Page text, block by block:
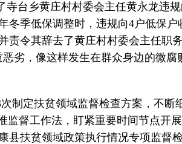
寺台乡黄庄村村委会主任黄永龙违
冬季低保调整时，违规向4户低保
责令其辞去了黄庄村村委会主任职
劣，像这样发生在群众身边的微腐
制定扶贫领域监督检查方案，不断
监督工作法，盯紧重要时间节点开
县扶贫领域政策执行情况专项监督